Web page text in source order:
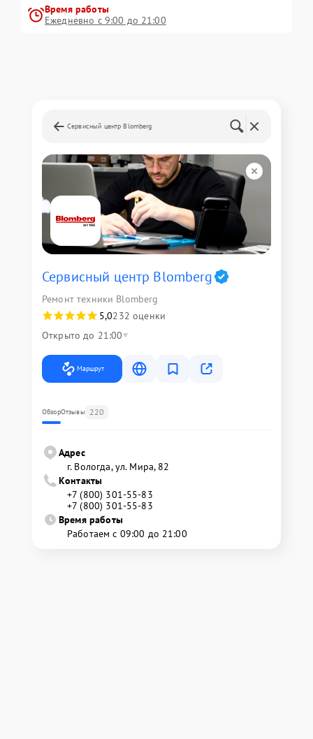
Время работы
Ежедневно с 9:00 до 21:00
Сервисный центр Blomberg
Сервисный центр Blomberg
Ремонт техники Blomberg
5,0232 оценки
Открыто до 21:00
Маршрут
ОбзорОтзывы 220
Адрес
г. Вологда, ул. Мира, 82
Контакты
+7 (800) 301-55-83
+7 (800) 301-55-83
Время работы
Работаем с 09:00 до 21:00